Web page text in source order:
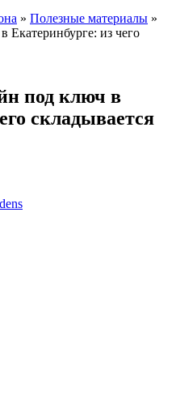
» Полезные материалы »
из чего
под ключ в
складывается